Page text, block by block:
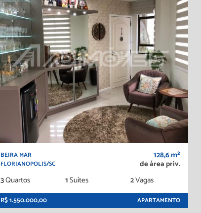
BEIRA MAR
FLORIANOPOLIS/SC
128,6 m²
de área priv.
3Quartos 1Suítes 2Vagas
R$ 1.550.000,00 APARTAMENTO